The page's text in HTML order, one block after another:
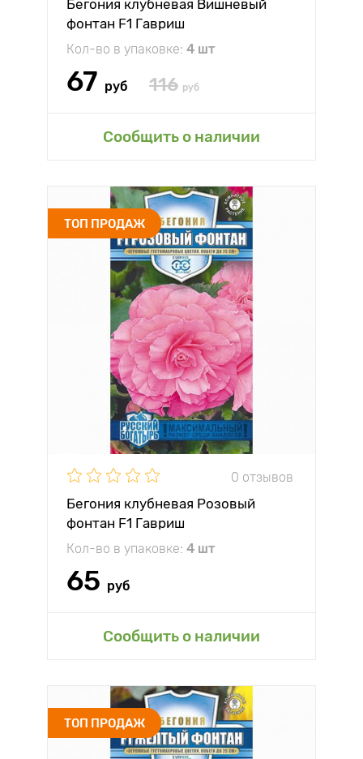
Бегония клубневая Вишневый
фонтан F1 Гавриш
Кол-во в упаковке: 4 шт
67 руб 116 руб
Сообщить о наличии
ТОП ПРОДАЖ
0 отзывов
Бегония клубневая Розовый
фонтан F1 Гавриш
Кол-во в упаковке: 4 шт
65 руб
Сообщить о наличии
ТОП ПРОДАЖ